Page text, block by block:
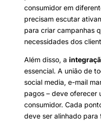
consumidor em
precisam escutar
para criar campanhas
necessidades dos
Além disso, a
essencial. A união de
social media, e-mail
pagos – deve oferecer
consumidor. Cada
deve ser alinhado para